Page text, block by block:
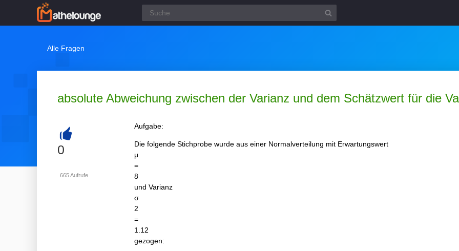
Alle Fragen
absolute Abweichung zwischen der Varianz und dem Schätzwert für die
+
0
665Aufrufe
Aufgabe:
Die folgende Stichprobe wurde aus einer Normalverteilung mit Erwartungswert
μ
=
8
und Varianz
σ
2
=
1.12
gezogen: